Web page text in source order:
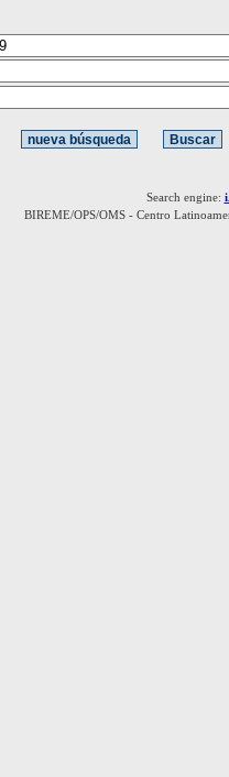
Search engine:
BIREME/OPS/OMS - Centro